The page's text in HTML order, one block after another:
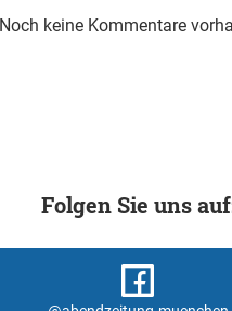
Noch keine Kommentare
Folgen Sie uns